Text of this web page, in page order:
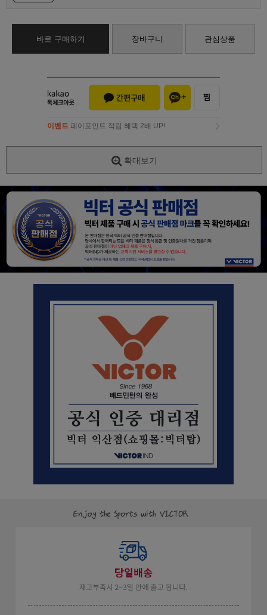
바로 구매하기 장바구니 관심상품
이벤트 페이포인트 적립 혜택 2배 UP!
확대보기